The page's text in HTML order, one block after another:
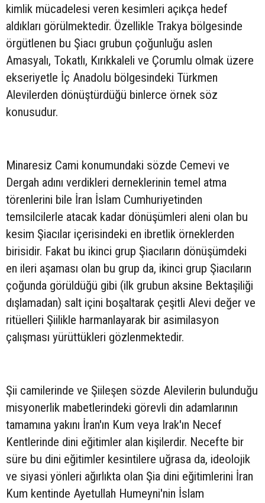
kimlik mücadelesi veren kesimleri açıkça hedef
aldıkları görülmektedir. Özellikle Trakya bölgesinde
örgütlenen bu Şiacı grubun çoğunluğu aslen
Amasyalı, Tokatlı, Kırıkkaleli ve Çorumlu olmak üzere
ekseriyetle İç Anadolu bölgesindeki Türkmen
Alevilerden dönüştürdüğü binlerce örnek söz
konusudur.
Minaresiz Cami konumundaki sözde Cemevi ve
Dergah adını verdikleri derneklerinin temel atma
törenlerini bile İran İslam Cumhuriyetinden
temsilcilerle atacak kadar dönüşümleri aleni olan bu
kesim Şiacılar içerisindeki en ibretlik örneklerden
birisidir. Fakat bu ikinci grup Şiacıların dönüşümdeki
en ileri aşaması olan bu grup da, ikinci grup Şiacıların
çoğunda görüldüğü gibi (ilk grubun aksine Bektaşiliği
dışlamadan) salt içini boşaltarak çeşitli Alevi değer ve
ritüelleri Şiilikle harmanlayarak bir asimilasyon
çalışması yürüttükleri gözlenmektedir.
Şii camilerinde ve Şiileşen sözde Alevilerin bulunduğu
misyonerlik mabetlerindeki görevli din adamlarının
tamamına yakını İran'ın Kum veya Irak'ın Necef
Kentlerinde dini eğitimler alan kişilerdir. Necefte bir
süre bu dini eğitimler kesintilere uğrasa da, ideolojik
ve siyasi yönleri ağırlıkta olan Şia dini eğitimlerini İran
Kum kentinde Ayetullah Humeyni'nin İslam